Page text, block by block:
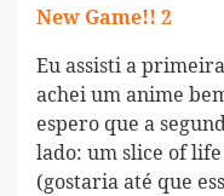
New Game!! 2
Eu assisti a
achei um anime
espero que a
lado: um slice of
(gostaria até que